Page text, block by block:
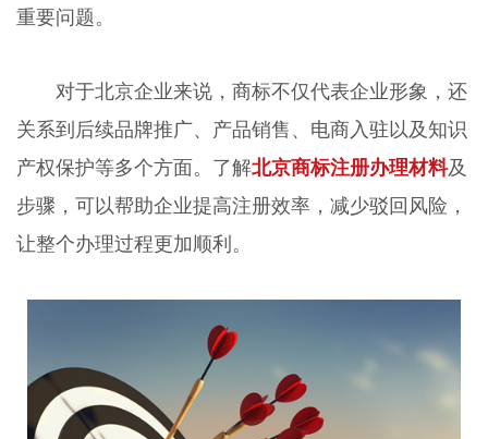
重要问题。
对于北京企业来说，商标不仅代表企业形象，还
关系到后续品牌推广、产品销售、电商入驻以及知识
产权保护等多个方面。了解北京商标注册办理材料及
步骤，可以帮助企业提高注册效率，减少驳回风险，
让整个办理过程更加顺利。